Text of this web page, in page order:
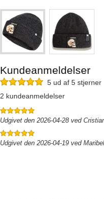
Kundeanmeldelser
5 ud af 5 stjerner
2 kundeanmeldelser
Udgivet den 2026-04-28 ved
Udgivet den 2026-04-19 ved Maribel